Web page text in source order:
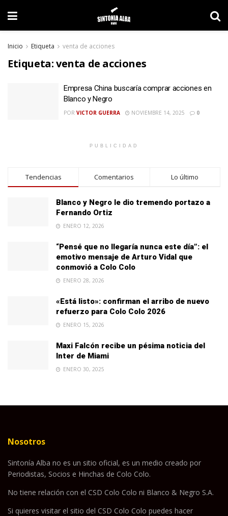
Inicio Etiqueta venta de acciones
Etiqueta:venta de acciones
Empresa China buscaría comprar acciones en
Blanco y Negro
POR VICTOR GUERRA NOVIEMBRE 14, 2025 0
PUBLICIDAD
Tendencias Comentarios Lo último
Blanco y Negro le dio tremendo portazo a
Fernando Ortiz
ENERO 12, 2026
“Pensé que no llegaría nunca este día”: el
emotivo mensaje de Arturo Vidal que
conmovió a Colo Colo
ENERO 28, 2026
«Está listo»: confirman el arribo de nuevo
refuerzo para Colo Colo 2026
ENERO 15, 2026
Maxi Falcón recibe un pésima noticia del
Inter de Miami
ENERO 30, 2025
Nosotros
Sintonía Alba no es un sitio oficial, es un medio creado por
Periodistas, Socios e Hinchas de Colo Colo.
No tiene relación con el CSD Colo Colo ni Blanco & Negro S.A.
Si quieres visitar el sitio del CSD Colo Colo puedes hacer